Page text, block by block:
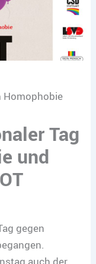
Homophobie
Tag
und
gegen